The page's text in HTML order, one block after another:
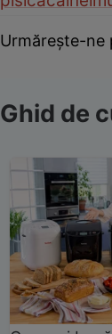
Urmărește-ne
Ghid de